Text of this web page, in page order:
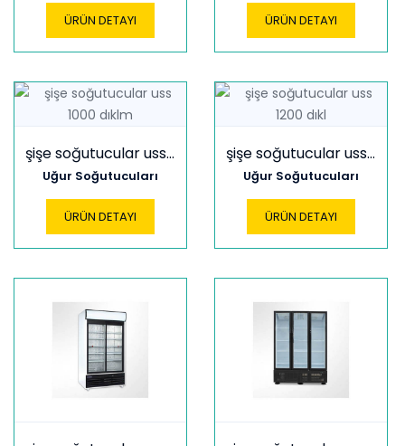
ÜRÜN DETAYI ÜRÜN DETAYI
şişe soğutucular uss 1000 dıklm
Uğur Soğutucuları
ÜRÜN DETAYI
şişe soğutucular uss 1200 dıkl
Uğur Soğutucuları
ÜRÜN DETAYI